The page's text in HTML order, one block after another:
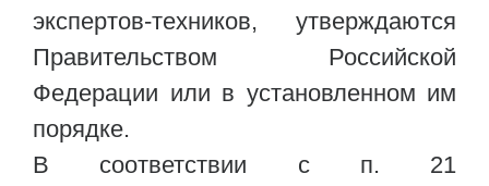
экспертов-техников, утверждаются
Правительством Российской
Федерации или в установленном им
порядке.
В соответствии с п. 21